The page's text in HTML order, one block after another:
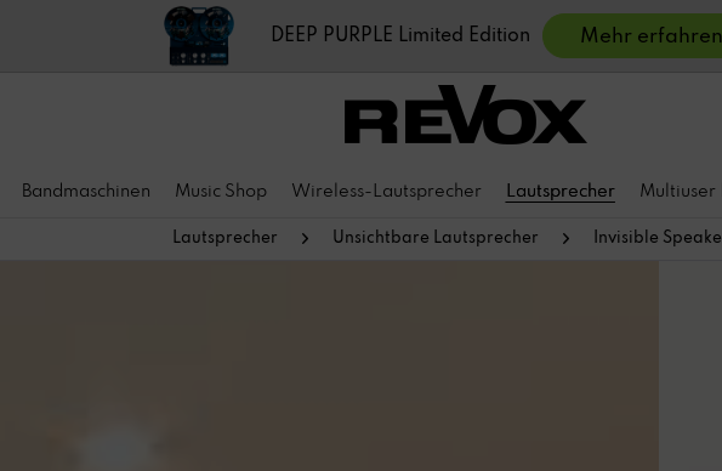
DEEP PURPLE Limited Edition Mehr erfahren
Bandmaschinen Music Shop Wireless-Lautsprecher Lautsprecher Multiuser
Lautsprecher Unsichtbare Lautsprecher Invisible